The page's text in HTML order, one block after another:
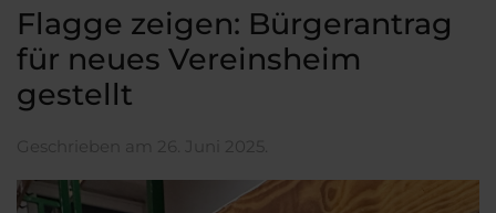
Flagge zeigen: Bürgerantrag
für neues Vereinsheim
gestellt
Geschrieben am 26. Juni 2025